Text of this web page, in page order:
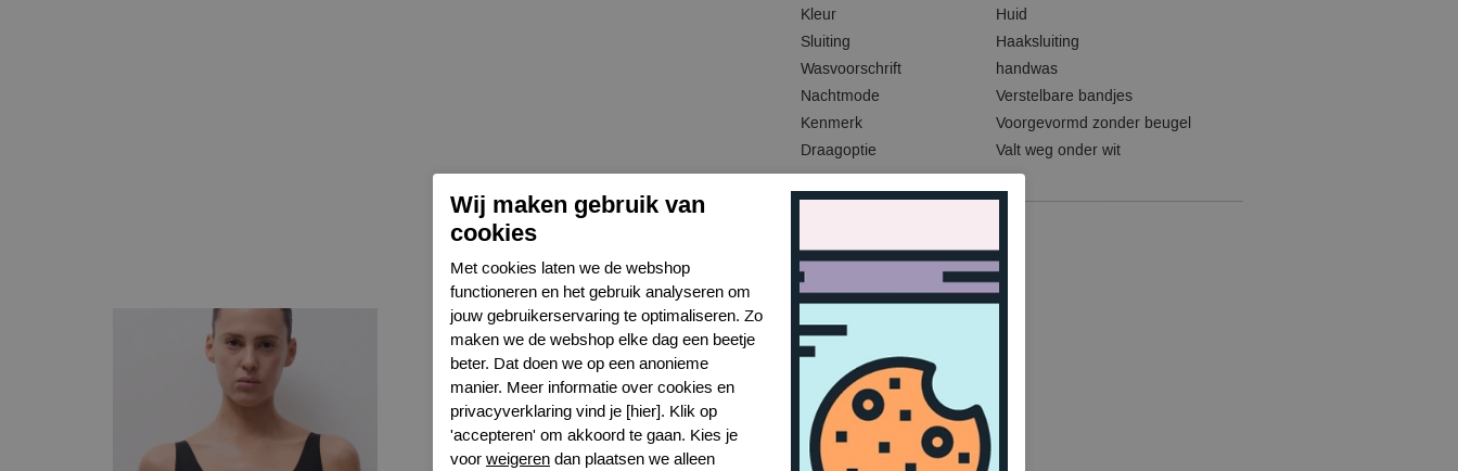
Kleur
Huid
Sluiting
Haaksluiting
Wasvoorschrift
handwas
Nachtmode
Verstelbare bandjes
Kenmerk
Voorgevormd zonder beugel
Draagoptie
Valt weg onder wit
Gerelateerde producten
Wij maken gebruik van
cookies
Met cookies laten we de webshop
functioneren en het gebruik analyseren om
jouw gebruikerservaring te optimaliseren. Zo
maken we de webshop elke dag een beetje
beter. Dat doen we op een anonieme
manier. Meer informatie over cookies en
privacyverklaring vind je [hier]. Klik op
'accepteren' om akkoord te gaan. Kies je
voor weigeren dan plaatsen we alleen